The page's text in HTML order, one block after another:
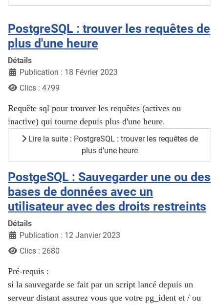
PostgreSQL : trouver les requêtes de
plus d'une heure
Détails
Publication : 18 Février 2023
Clics : 4799
Requête sql pour trouver les requêtes (actives ou
inactive) qui tourne depuis plus d'une heure.
Lire la suite : PostgreSQL : trouver les requêtes de
plus d'une heure
PostgeSQL : Sauvegarder une ou des
bases de données avec un
utilisateur avec des droits restreints
Détails
Publication : 12 Janvier 2023
Clics : 2680
Pré-requis :
si la sauvegarde se fait par un script lancé depuis un
serveur distant assurez vous que votre pg_ident et / ou